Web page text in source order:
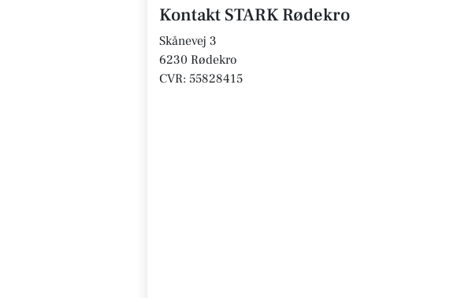
Kontakt STARK Rødekro
Skånevej 3
6230 Rødekro
CVR: 55828415